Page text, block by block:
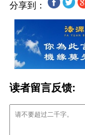
分享到：
读者留言反馈: